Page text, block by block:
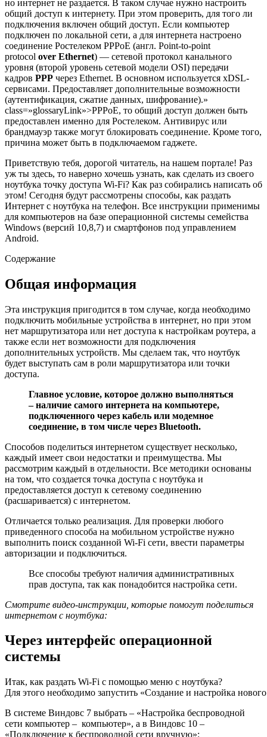
но интернет не раздается. В таком случае нужно настроить
общий доступ к интернету. При этом проверить, для того ли
подключения включен общий доступ. Если компьютер
подключен по локальной сети, а для интернета настроено
соединение Ростелеком PPPoE (англ. Point-to-point
protocol over Ethernet) — сетевой протокол канального
уровня (второй уровень сетевой модели OSI) передачи
кадров PPP через Ethernet. В основном используется xDSL-
сервисами. Предоставляет дополнительные возможности
(аутентификация, сжатие данных, шифрование).»
class=»glossaryLink»>PPPoE, то общий доступ должен быть
предоставлен именно для Ростелеком. Антивирус или
брандмауэр также могут блокировать соединение. Кроме того,
причина может быть в подключаемом гаджете.
Приветствую тебя, дорогой читатель, на нашем портале! Раз
уж ты здесь, то наверно хочешь узнать, как сделать из своего
ноутбука точку доступа Wi-Fi? Как раз собирались написать об
этом! Сегодня будут рассмотрены способы, как раздать
Интернет с ноутбука на телефон. Все инструкции применимы
для компьютеров на базе операционной системы семейства
Windows (версий 10,8,7) и смартфонов под управлением
Android.
Содержание
Общая информация
Эта инструкция пригодится в том случае, когда необходимо
подключить мобильные устройства в интернет, но при этом
нет маршрутизатора или нет доступа к настройкам роутера, а
также если нет возможности для подключения
дополнительных устройств. Мы сделаем так, что ноутбук
будет выступать сам в роли маршрутизатора или точки
доступа.
Главное условие, которое должно выполняться
– наличие самого интернета на компьютере,
подключенного через кабель или модемное
соединение, в том числе через Bluetooth.
Способов поделиться интернетом существует несколько,
каждый имеет свои недостатки и преимущества. Мы
рассмотрим каждый в отдельности. Все методики основаны
на том, что создается точка доступа с ноутбука и
предоставляется доступ к сетевому соединению
(расшаривается) с интернетом.
Отличается только реализация. Для проверки любого
приведенного способа на мобильном устройстве нужно
выполнить поиск созданной Wi-Fi сети, ввести параметры
авторизации и подключиться.
Все способы требуют наличия административных
прав доступа, так как понадобится настройка сети.
Смотрите видео-инструкции, которые помогут поделиться
интернетом с ноутбука:
Через интерфейс операционной
системы
Итак, как раздать Wi-Fi с помощью меню с ноутбука?
Для этого необходимо запустить «Создание и настройка
В системе Виндовс 7 выбрать – «Настройка беспроводной
сети компьютер – компьютер», а в Виндовс 10 –
«Подключение к беспроводной сети вручную»: